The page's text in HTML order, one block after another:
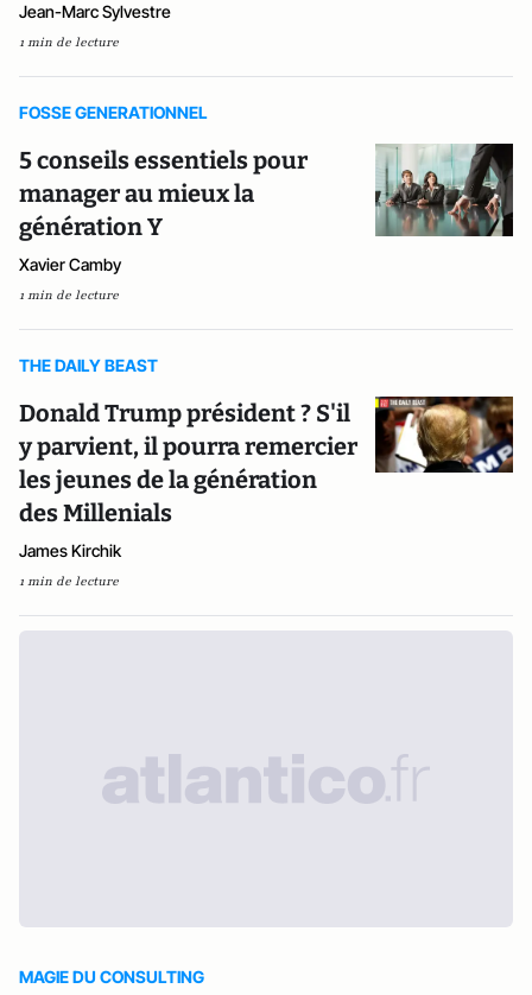
Jean-Marc Sylvestre
1 min de lecture
FOSSE GENERATIONNEL
5 conseils essentiels pour
manager au mieux la
génération Y
Xavier Camby
1 min de lecture
THE DAILY BEAST
Donald Trump président ? S'il
y parvient, il pourra remercier
les jeunes de la génération
des Millenials
James Kirchik
1 min de lecture
MAGIE DU CONSULTING